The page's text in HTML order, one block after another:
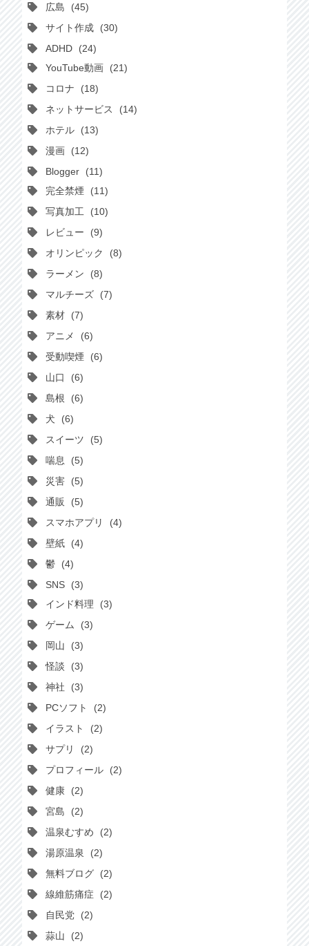
広島
45
サイト作成
30
ADHD
24
YouTube動画
21
コロナ
18
ネットサービス
14
ホテル
13
漫画
12
Blogger
11
完全禁煙
11
写真加工
10
レビュー
9
オリンピック
8
ラーメン
8
マルチーズ
7
素材
7
アニメ
6
受動喫煙
6
山口
6
島根
6
犬
6
スイーツ
5
喘息
5
災害
5
通販
5
スマホアプリ
4
壁紙
4
鬱
4
SNS
3
インド料理
3
ゲーム
3
岡山
3
怪談
3
神社
3
PCソフト
2
イラスト
2
サプリ
2
プロフィール
2
健康
2
宮島
2
温泉むすめ
2
湯原温泉
2
無料ブログ
2
線維筋痛症
2
自民党
2
蒜山
2